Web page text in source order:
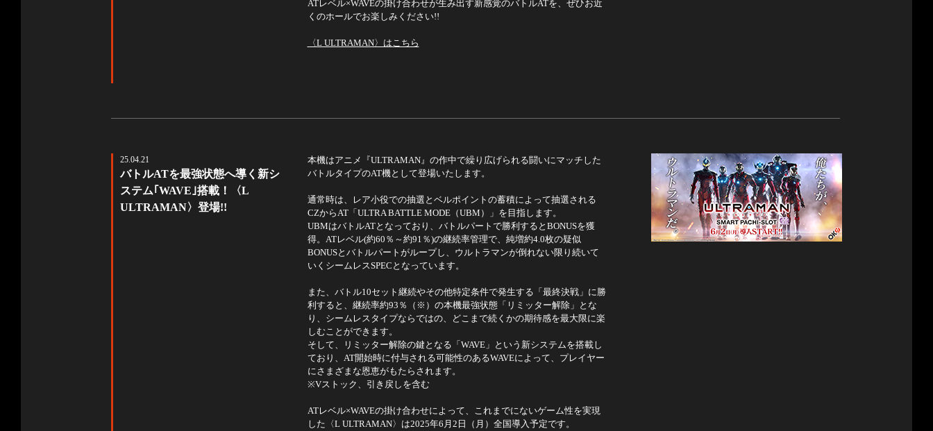
ATレベル×WAVEの掛け合わせが生み出す新感覚のバトルATを、ぜひお近
くのホールでお楽しみください!!
〈L ULTRAMAN〉はこちら
25.04.21
バトルATを最強状態へ導く新シ
ステム｢WAVE｣搭載！〈L
ULTRAMAN〉登場!!
本機はアニメ『ULTRAMAN』の作中で繰り広げられる闘いにマッチした
バトルタイプのAT機として登場いたします。
通常時は、レア小役での抽選とベルポイントの蓄積によって抽選される
CZからAT「ULTRA BATTLE MODE（UBM）」を目指します。
UBMはバトルATとなっており、バトルパートで勝利するとBONUSを獲
得。ATレベル(約60％～約91％)の継続率管理で、純増約4.0枚の疑似
BONUSとバトルパートがループし、ウルトラマンが倒れない限り続いて
いくシームレスSPECとなっています。
また、バトル10セット継続やその他特定条件で発生する「最終決戦」に勝
利すると、継続率約93％（※）の本機最強状態「リミッター解除」とな
り、シームレスタイプならではの、どこまで続くかの期待感を最大限に楽
しむことができます。
そして、リミッター解除の鍵となる「WAVE」という新システムを搭載し
ており、AT開始時に付与される可能性のあるWAVEによって、プレイヤー
にさまざまな恩恵がもたらされます。
※Vストック、引き戻しを含む
ATレベル×WAVEの掛け合わせによって、これまでにないゲーム性を実現
した〈L ULTRAMAN〉は2025年6月2日（月）全国導入予定です。